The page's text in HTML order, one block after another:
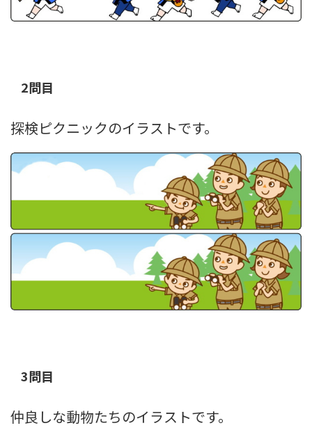
2問目
探検ピクニックのイラストです。
3問目
仲良しな動物たちのイラストです。